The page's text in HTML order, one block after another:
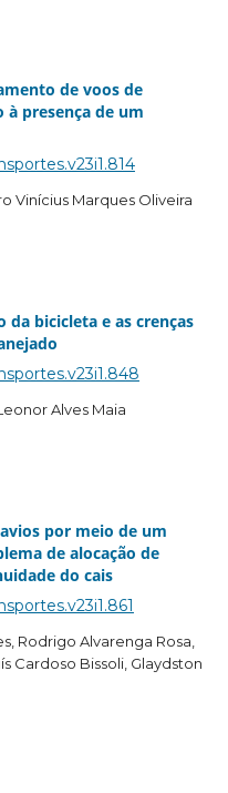
de voos de
à presença de um
Vinícius Marques Oliveira
da bicicleta e as crenças
Alves Maia
por meio de um
de alocação de
do cais
Rodrigo Alvarenga Rosa,
Cardoso Bissoli, Glaydston